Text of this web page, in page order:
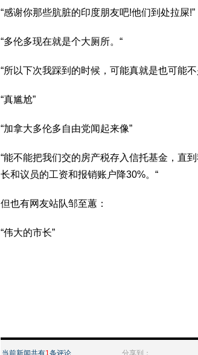
“感谢你那些肮脏的印度朋友吧!他们到处拉屎!”
“多伦多现在就是个大厕所。“
“所以下次我踩到的时候，可能真就是也可能
“真尴尬”
“加拿大多伦多自由党闻起来像”
“能不能把我们交的房产税存入信托基金，直
长和议员的工资和报销账户降30%。“
但也有网友站队邹至蕙：
“伟大的市长”
当前新闻共有1条评论 分享到：